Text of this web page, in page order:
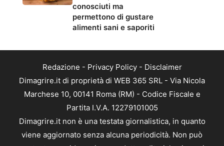
conosciuti ma
permettono di gustare
alimenti sani e saporiti
Redazione - Privacy Policy- Disclaimer
Dimagrire.it di proprietà di WEB 365 SRL - Via Nicola
Marchese 10, 00141 Roma (RM) - Codice Fiscale e
Partita I.V.A. 12279101005
Dimagrire.it non è una testata giornalistica, in quanto
viene aggiornato senza alcuna periodicità. Non può